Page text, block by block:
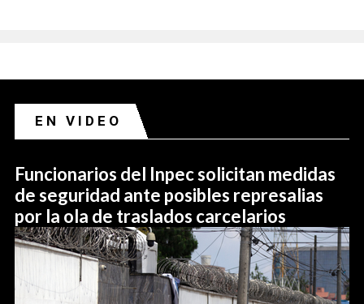
EN VIDEO
Funcionarios del Inpec solicitan medidas
de seguridad ante posibles represalias
por la ola de traslados carcelarios